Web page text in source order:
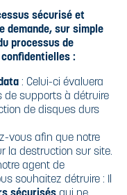
sécurisé et
demande, sur simple
processus de
:
: Celui-ci évaluera
de supports à détruire
de disques durs
vous afin que notre
la destruction sur site.
agent de
souhaitez détruire : Il
sécurisés qui ne